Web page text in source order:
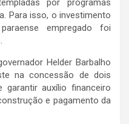
por programas
Para isso, o investimento
empregado foi
Helder Barbalho
na concessão de dois
auxílio financeiro
e pagamento da